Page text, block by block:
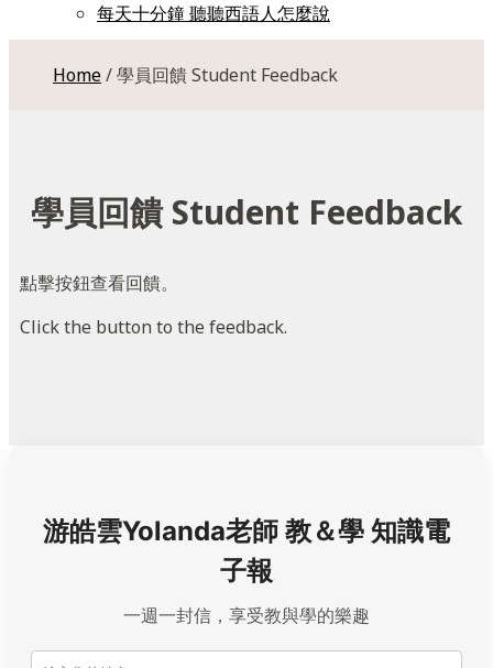
每天十分鐘 聽聽西語人怎麼說
Home/ 學員回饋 Student Feedback
學員回饋 Student Feedback
點擊按鈕查看回饋。
Click the button to the feedback.
游皓雲Yolanda老師 教＆學 知識電
子報
一週一封信，享受教與學的樂趣